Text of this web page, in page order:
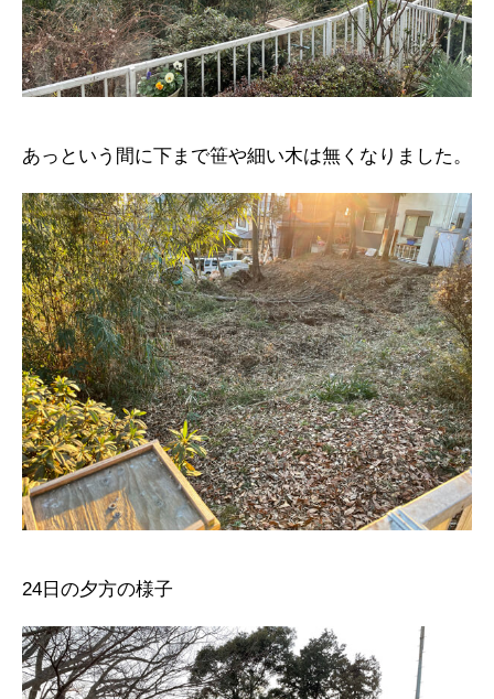
あっという間に下まで笹や細い木は無くなりました。
24日の夕方の様子